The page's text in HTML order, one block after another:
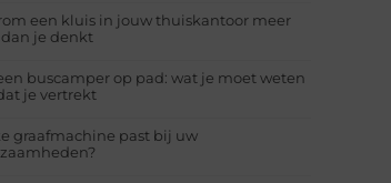
een kluis in jouw thuiskantoor meer
je denkt
buscamper op pad: wat je moet weten
je vertrekt
graafmachine past bij uw